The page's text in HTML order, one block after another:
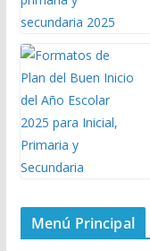
Menú Principal